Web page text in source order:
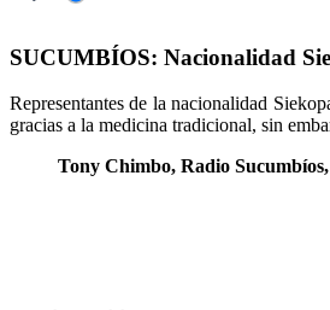
SUCUMBÍOS: Nacionalidad
Representantes de la nacionalidad
gracias a la medicina tradicional, sin
Tony Chimbo, Radio